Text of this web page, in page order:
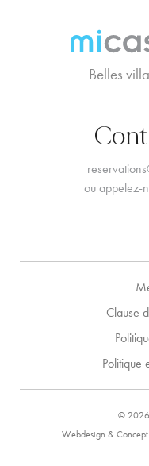
Belles
ou appelez-
Clause
Politique
© 2026
Webdesign &